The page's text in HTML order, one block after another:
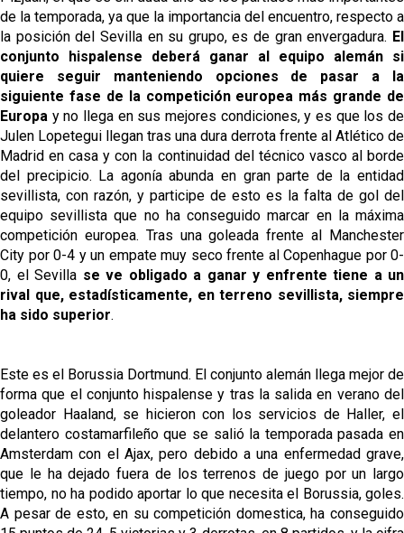
de la temporada, ya que la importancia del encuentro, respecto a
la posición del Sevilla en su grupo, es de gran envergadura. El
conjunto hispalense
deberá ganar al equipo alemán si
quiere seguir manteniendo opciones de pasar a la
siguiente fase de la competición europea más grande de
Europa y no llega en sus mejores condiciones, y es que los de
Julen Lopetegui llegan tras una dura derrota frente al Atlético de
Madrid en casa y con la continuidad del técnico vasco al borde
del precipicio. La agonía abunda en gran parte de la entidad
sevillista, con razón, y participe de esto es la falta de gol del
equipo sevillista que no ha conseguido marcar en la máxima
competición europea. Tras una goleada frente al Manchester
City por 0-4 y un empate muy seco frente al Copenhague por 0-
0, el Sevilla se ve obligado a ganar y enfrente tiene a un
rival que, estadísticamente, en terreno sevillista, siempre
ha sido superior.
Este es el Borussia Dortmund. El conjunto alemán llega mejor de
forma que el conjunto hispalense y tras la salida en verano del
goleador Haaland, se hicieron con los servicios de Haller, el
delantero costamarfileño que se salió la temporada pasada en
Amsterdam con el Ajax, pero debido a una enfermedad grave,
que le ha dejado fuera de los terrenos de juego por un largo
tiempo, no ha podido aportar lo que necesita el Borussia, goles.
A pesar de esto, en su competición domestica, ha conseguido